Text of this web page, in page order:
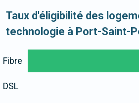
Taux d'éligibilité des
technologie à Port-Saint-
Fibre
DSL